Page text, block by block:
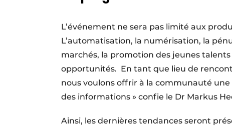
L’événement ne sera pas limité aux
L’automatisation, la numérisation, la
marchés, la promotion des jeunes
opportunités. En tant que lieu de
nous voulons offrir à la communauté
des informations » confie le Dr Markus
Ainsi, les dernières tendances seront